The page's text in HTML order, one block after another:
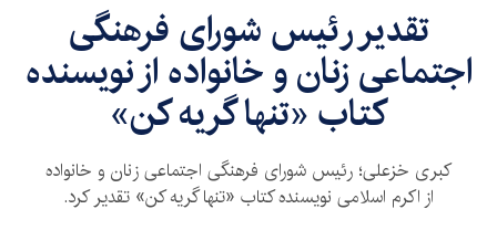
تقدیر رئیس شورای فرهنگی
اجتماعی زنان و خانواده از نویسنده
کتاب «تنها گریه کن»
کبری خزعلی؛ رئیس شورای فرهنگی اجتماعی زنان و خانواده
از اکرم اسلامی نویسنده کتاب «تنها گریه کن» تقدیر کرد.